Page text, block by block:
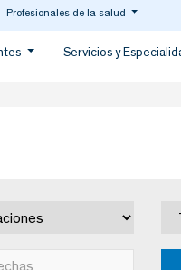
Profesionales de la salud
Servicios y